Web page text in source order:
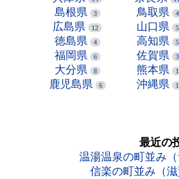
島根県 3 鳥取県 4
広島県 12 山口県 5
徳島県 4 高知県 5
福岡県 6 佐賀県 3
大分県 8 熊本県 1
鹿児島県 6 沖縄県 1
最近の
温湯温泉の町並み（
信楽の町並み（滋